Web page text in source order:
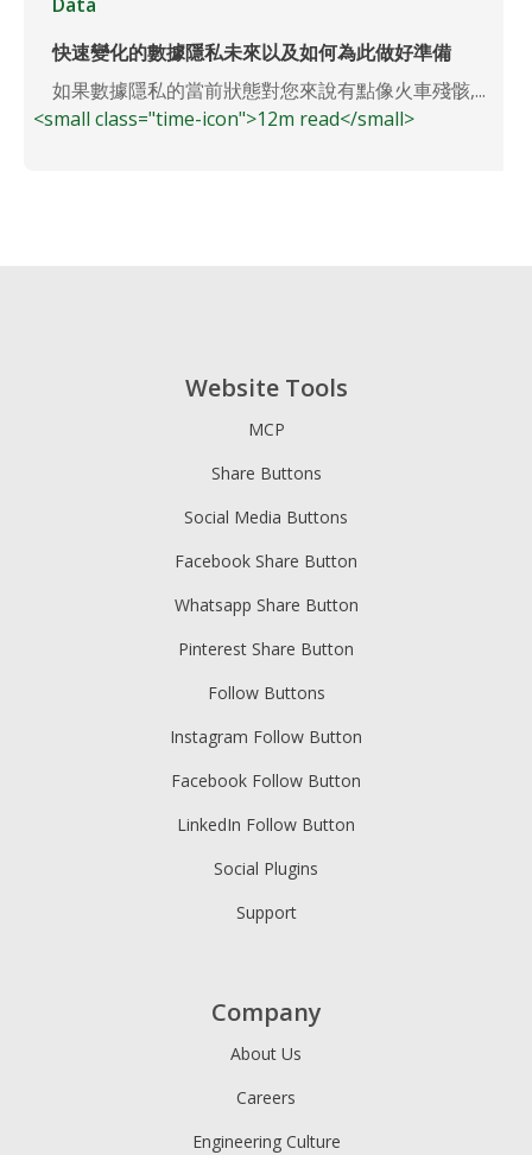
快速變化的數據隱私未來以及如何為此做好準備
如果數據隱私的當前狀態對您來說有點像火車殘骸,...
<small class="time-icon">12m read</small>
Website Tools
MCP
Share Buttons
Social Media Buttons
Facebook Share Button
Whatsapp Share Button
Pinterest Share Button
Follow Buttons
Instagram Follow Button
Facebook Follow Button
LinkedIn Follow Button
Social Plugins
Support
Company
About Us
Careers
Engineering Culture